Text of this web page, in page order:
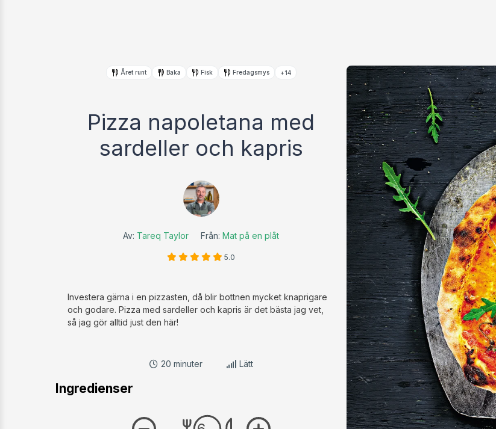
Året runt Baka Fisk Fredagsmys +14
Pizza napoletana med
sardeller och kapris
Av: Tareq Taylor Från:Mat på en plåt
Investera gärna i en pizzasten, då blir bottnen mycket knaprigare
och godare. Pizza med sardeller och kapris är det bästa jag vet,
så jag gör alltid just den här!
20 minuter Lätt
Ingredienser